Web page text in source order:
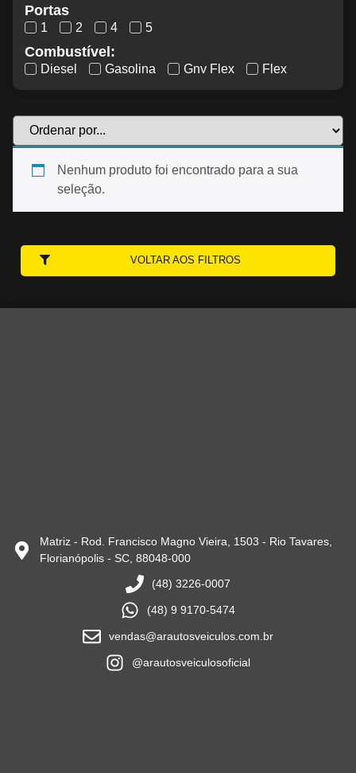
Portas
1 2 4 5
Combustível:
Diesel Gasolina Gnv Flex Flex
Nenhum produto foi encontrado para a sua
seleção.
VOLTAR AOS FILTROS
Matriz - Rod. Francisco Magno Vieira, 1503 - Rio Tavares,
Florianópolis - SC, 88048-000
(48) 3226-0007
(48) 9 9170-5474
vendas@arautosveiculos.com.br
@arautosveiculosoficial